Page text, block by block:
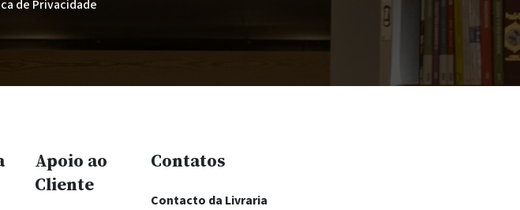
de Privacidade
Apoio ao
Cliente
Contatos
Contacto da Livraria